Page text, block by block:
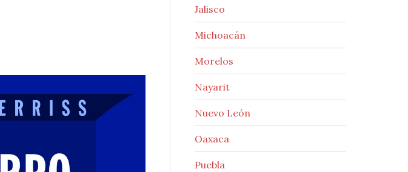
Jalisco
Michoacán
Morelos
Nayarit
Nuevo León
Oaxaca
Puebla